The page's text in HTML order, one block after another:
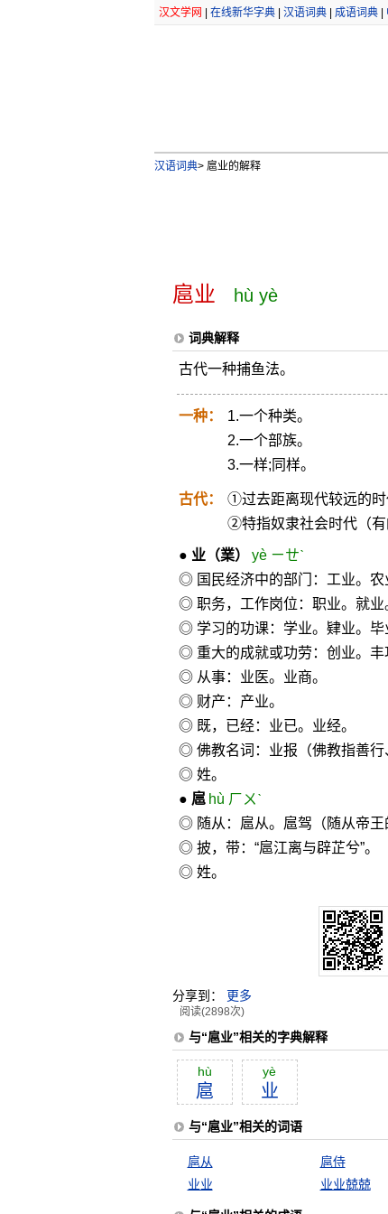
汉文学网 在线新华字典| 汉语词典| 成语词典|
汉语词典>扈业的解释
扈业 hù yè
词典解释
古代一种捕鱼法。
一种：
1.一个种类。
2.一个部族。
3.一样;同样。
古代：
①过去距离现代较远的时
②特指奴隶社会时代（有
● 业（業）
yè ㄧㄝˋ
◎ 国民经济中的部门：工业。农
◎ 职务，工作岗位：职业。就业
◎ 学习的功课：学业。肄业。毕
◎ 重大的成就或功劳：创业。丰
◎ 从事：业医。业商。
◎ 财产：产业。
◎ 既，已经：业已。业经。
◎ 佛教名词：业报（佛教指善行
◎ 姓。
● 扈 hù ㄏㄨˋ
◎ 随从：扈从。扈驾（随从帝王
◎ 披，带：“扈江离与辟芷兮”。
◎ 姓。
分享到： 更多
阅读(2898次)
与“扈业”相关的字典解释
hù
扈
yè
业
与“扈业”相关的词语
扈从 扈侍
业业
业业兢兢